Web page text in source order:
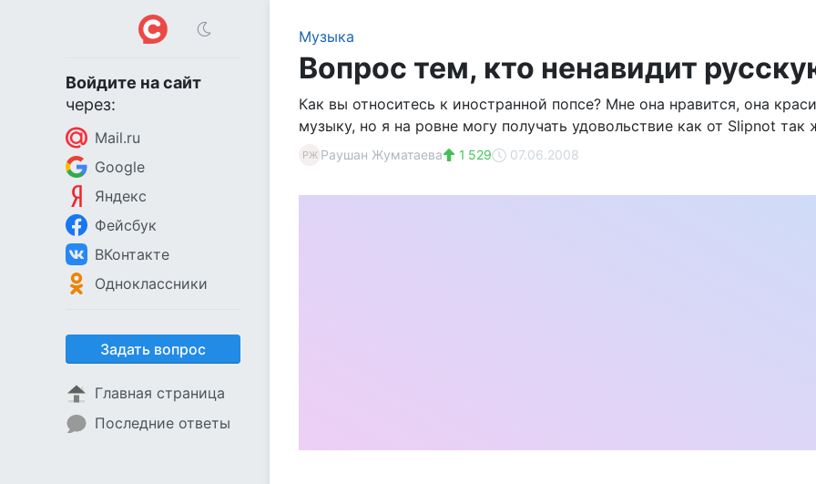
Войдите на сайт
через:
Mail.ru
Google
Яндекс
Фейсбук
ВКонтакте
Одноклассники
Задать вопрос
Главная страница
Последние ответы
Музыка
Вопрос тем, кто ненавидит
Как вы относитесь к иностранной попсе? Мне она нравится, она
музыку, но я на ровне могу получать удовольствие как от Slipnot
РЖ Раушан Жуматаева 1 529 07.06.2008